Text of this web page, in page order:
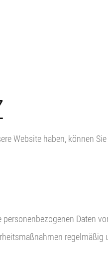
Website haben, können
Daten
regelmäßig